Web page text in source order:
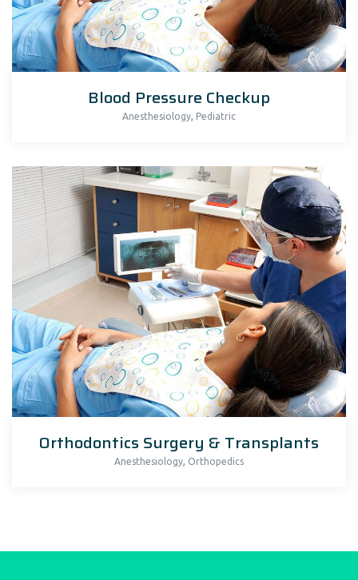
Blood Pressure Checkup
Anesthesiology, Pediatric
Orthodontics Surgery & Transplants
Anesthesiology, Orthopedics